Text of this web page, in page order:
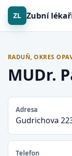
ZL Zubní
RADUŇ, OKRES
MUDr.
Adresa
Gudrichova
Telefon